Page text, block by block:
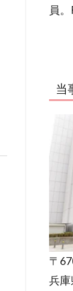
員。
当
〒
兵